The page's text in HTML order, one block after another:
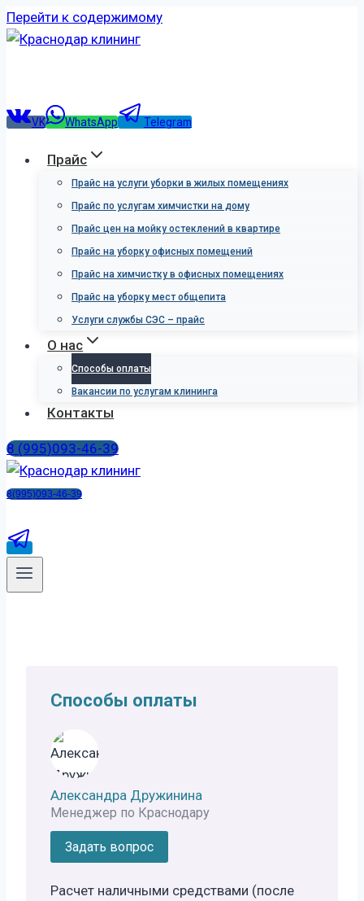
Перейти к содержимому
VK WhatsApp Telegram
Прайс
Прайс на услуги уборки в жилых помещениях
Прайс по услугам химчистки на дому
Прайс цен на мойку остеклений в квартире
Прайс на уборку офисных помещений
Прайс на химчистку в офисных помещениях
Прайс на уборку мест общепита
Услуги службы СЭС – прайс
О нас
Способы оплаты
Вакансии по услугам клининга
Контакты
8 (995)093-46-39
8(995)093-46-39
Способы оплаты
Александра Дружинина
Менеджер по Краснодару
Задать вопрос
Расчет наличными средствами (после